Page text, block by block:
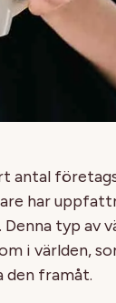
antal
har
typ av
i världen,
den framåt.